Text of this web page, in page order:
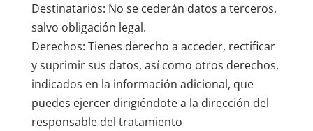
Destinatarios: No se cederán datos a terceros,
salvo obligación legal.
Derechos: Tienes derecho a acceder, rectificar
y suprimir sus datos, así como otros derechos,
indicados en la información adicional, que
puedes ejercer dirigiéndote a la dirección del
responsable del tratamiento